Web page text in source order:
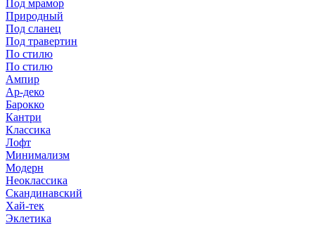
Под мрамор
Природный
Под сланец
Под травертин
По стилю
По стилю
Ампир
Ар-деко
Барокко
Кантри
Классика
Лофт
Минимализм
Модерн
Неоклассика
Скандинавский
Хай-тек
Эклетика